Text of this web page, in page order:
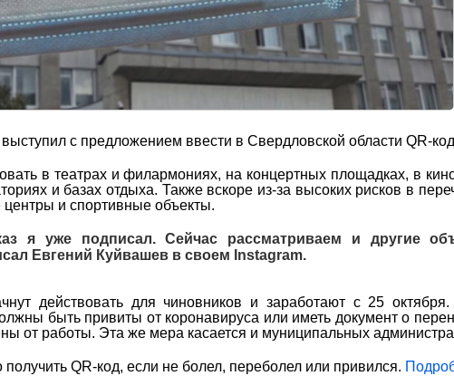
с предложением ввести в Свердловской области QR-
в театрах и филармониях, на концертных площадках, в
и базах отдыха. Также вскоре из-за высоких рисков в
и спортивные объекты.
я уже подписал. Сейчас рассматриваем и другие
Евгений Куйвашев в своем Instagram.
действовать для чиновников и заработают с 25
быть привиты от коронавируса или иметь документ о
от работы. Эта же мера касается и муниципальных
QR-код, если не болел, переболел или привился.